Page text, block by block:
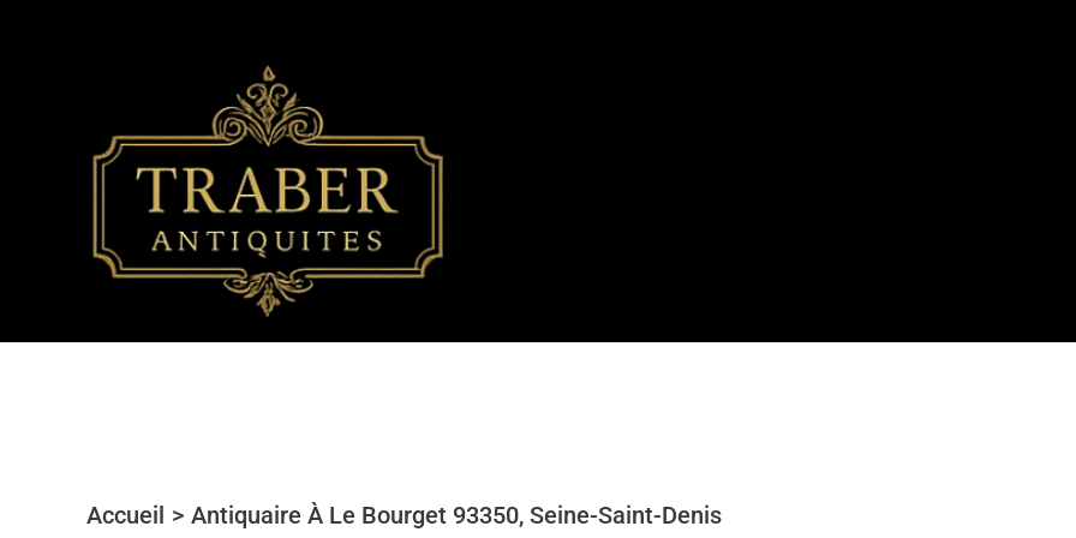
Accueil Antiquaire À Le Bourget 93350, Seine-Saint-Denis